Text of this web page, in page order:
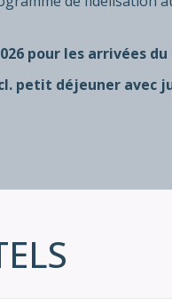
pour les arrivées du
petit déjeuner avec